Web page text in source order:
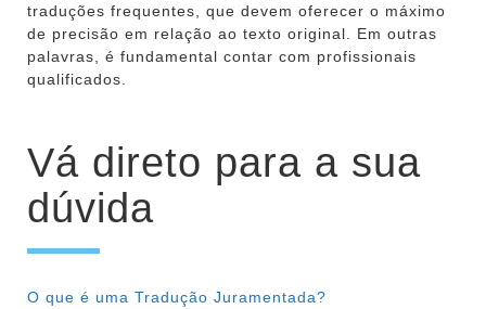
traduções frequentes, que devem oferecer o máximo
de precisão em relação ao texto original. Em outras
palavras, é fundamental contar com profissionais
qualificados.
Vá direto para a sua
dúvida
O que é uma Tradução Juramentada?